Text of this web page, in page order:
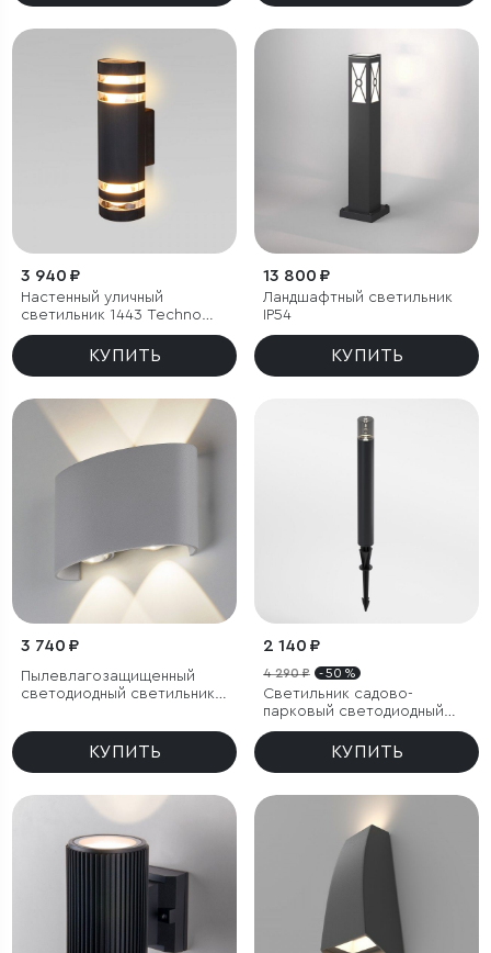
3 940 ₽
Настенный уличный
светильник 1443 Techno
черный IP54
КУПИТЬ
13 800 ₽
Ландшафтный светильник
IP54
КУПИТЬ
3 740 ₽
Пылевлагозащищенный
светодиодный светильник
КУПИТЬ
2 140 ₽
4 290 ₽ - 50 %
Светильник садово-
парковый светодиодный
Hidden черный
КУПИТЬ